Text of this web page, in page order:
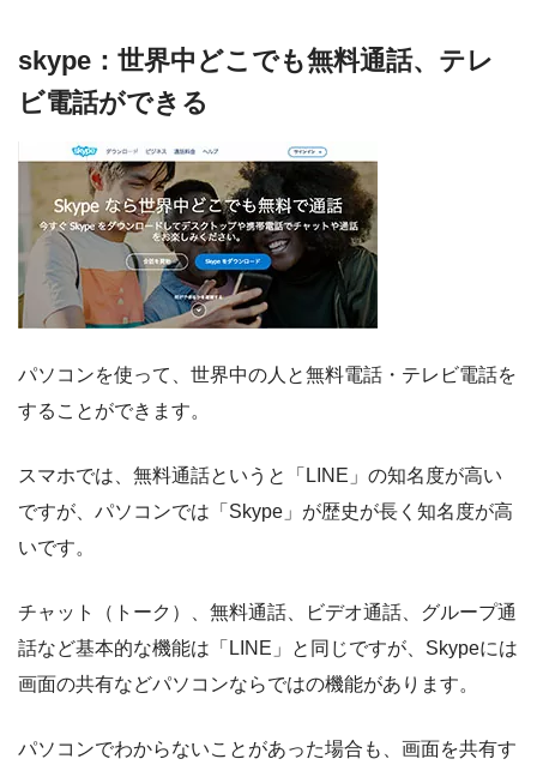
skype：世界中どこでも無料通話、テレ
ビ電話ができる
パソコンを使って、世界中の人と無料電話・テレビ電話を
することができます。
スマホでは、無料通話というと「LINE」の知名度が高い
ですが、パソコンでは「Skype」が歴史が長く知名度が高
いです。
チャット（トーク）、無料通話、ビデオ通話、グループ通
話など基本的な機能は「LINE」と同じですが、Skypeには
画面の共有などパソコンならではの機能があります。
パソコンでわからないことがあった場合も、画面を共有す